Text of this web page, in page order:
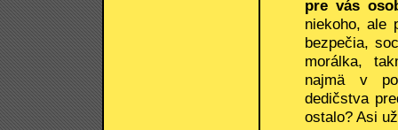
pre vás
niekoho, ale
bezpečia,
morálka,
najmä v
dedičstva
ostalo? Asi